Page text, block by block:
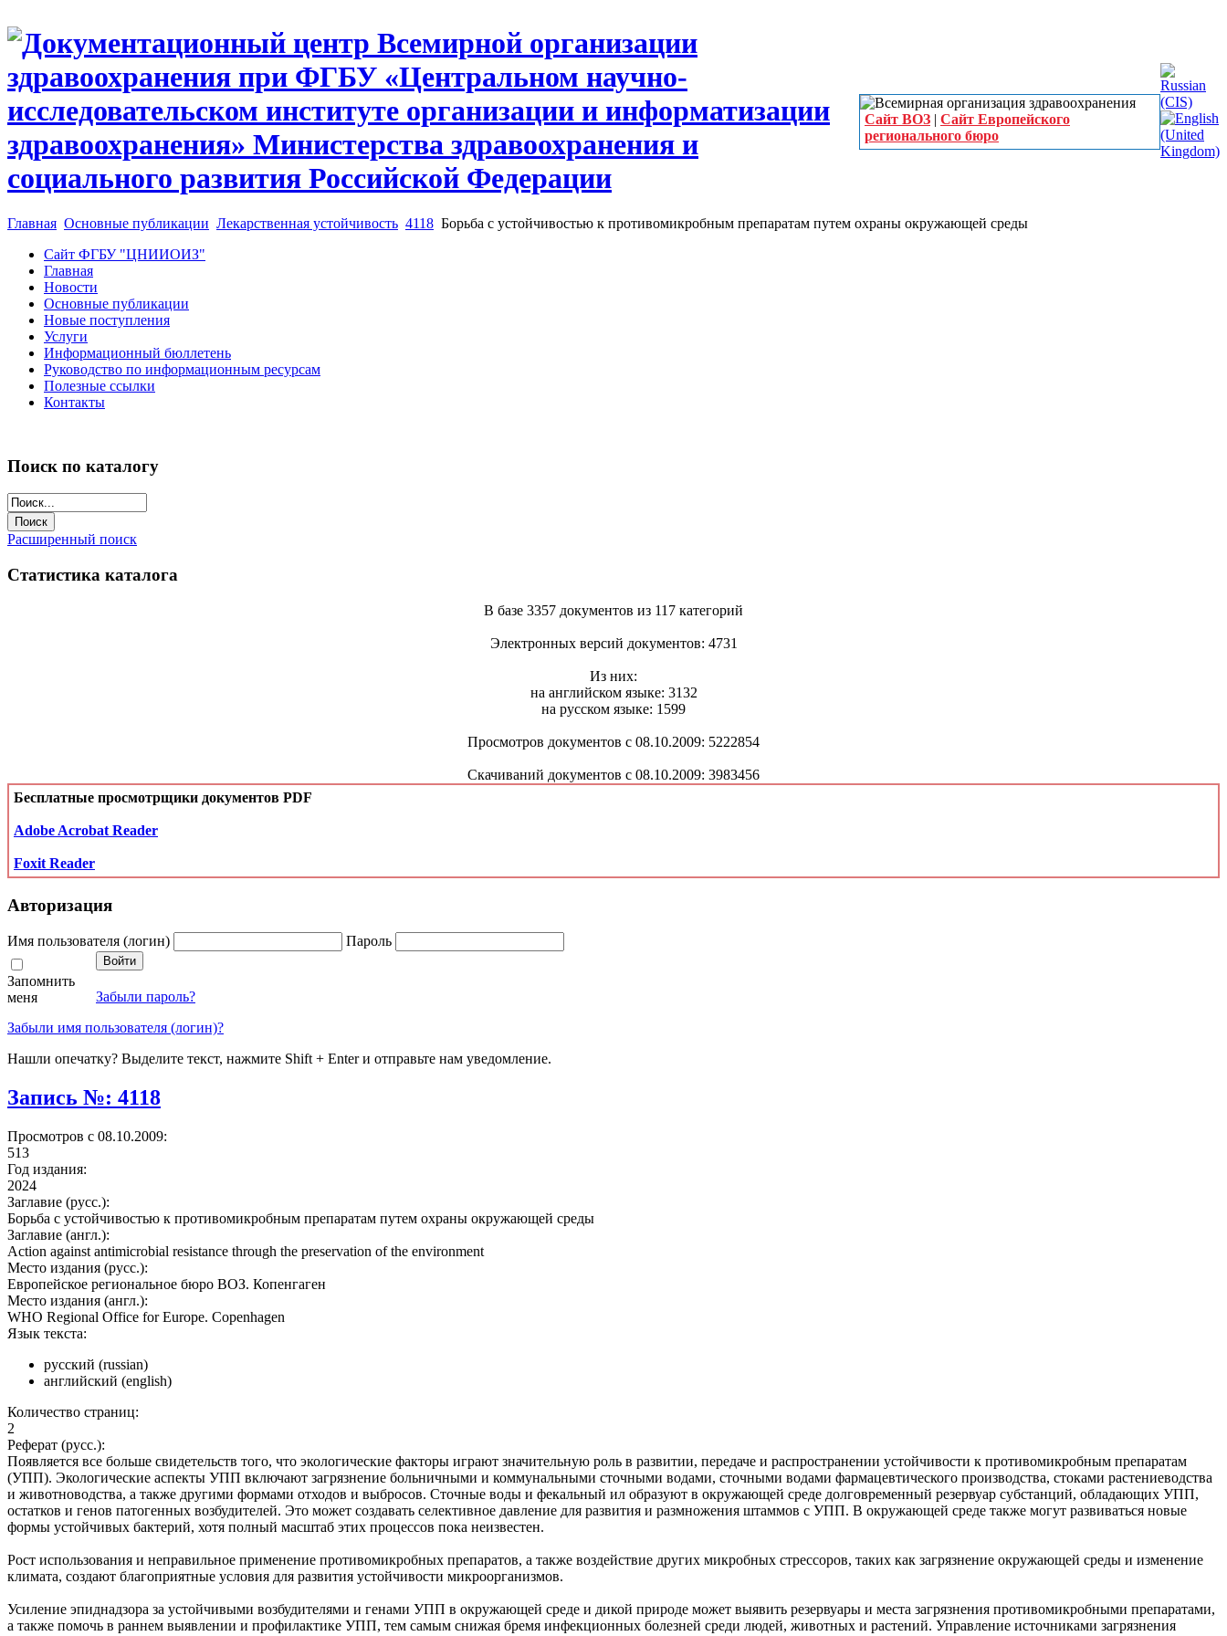
Сайт ВОЗ | Сайт Европейского
регионального бюро
Главная Основные публикации Лекарственная устойчивость 4118 Борьба с устойчивостью к противомикробным препаратам путем охраны окружающей среды
Сайт ФГБУ "ЦНИИОИЗ"
Главная
Новости
Основные публикации
Новые поступления
Услуги
Информационный бюллетень
Руководство по информационным ресурсам
Полезные ссылки
Контакты
Поиск по каталогу
Расширенный поиск
Статистика каталога
В базе 3357 документов из 117 категорий
Электронных версий документов: 4731
Из них:
на английском языке: 3132
на русском языке: 1599
Просмотров документов с 08.10.2009: 5222854
Скачиваний документов с 08.10.2009: 3983456
Бесплатные просмотрщики документов PDF
Adobe Acrobat Reader
Foxit Reader
Авторизация
Имя пользователя (логин) Пароль
Запомнить
меня
Забыли пароль?
Забыли имя пользователя (логин)?
Нашли опечатку? Выделите текст, нажмите Shift + Enter и отправьте нам уведомление.
Запись №: 4118
Просмотров с 08.10.2009:
513
Год издания:
2024
Заглавие (русс.):
Борьба с устойчивостью к противомикробным препаратам путем охраны окружающей среды
Заглавие (англ.):
Action against antimicrobial resistance through the preservation of the environment
Место издания (русс.):
Европейское региональное бюро ВОЗ. Копенгаген
Место издания (англ.):
WHO Regional Office for Europe. Copenhagen
Язык текста:
русский (russian)
английский (english)
Количество страниц:
2
Реферат (русс.):
Появляется все больше свидетельств того, что экологические факторы играют значительную роль в развитии, передаче и распространении устойчивости к противомикробным препаратам
(УПП). Экологические аспекты УПП включают загрязнение больничными и коммунальными сточными водами, сточными водами фармацевтического производства, стоками растениеводства
и животноводства, а также другими формами отходов и выбросов. Сточные воды и фекальный ил образуют в окружающей среде долговременный резервуар субстанций, обладающих УПП,
остатков и генов патогенных возбудителей. Это может создавать селективное давление для развития и размножения штаммов с УПП. В окружающей среде также могут развиваться новые
формы устойчивых бактерий, хотя полный масштаб этих процессов пока неизвестен.
Рост использования и неправильное применение противомикробных препаратов, а также воздействие других микробных стрессоров, таких как загрязнение окружающей среды и изменение
климата, создают благоприятные условия для развития устойчивости микроорганизмов.
Усиление эпиднадзора за устойчивыми возбудителями и генами УПП в окружающей среде и дикой природе может выявить резервуары и места загрязнения противомикробными препаратами,
а также помочь в раннем выявлении и профилактике УПП, тем самым снижая бремя инфекционных болезней среди людей, животных и растений. Управление источниками загрязнения